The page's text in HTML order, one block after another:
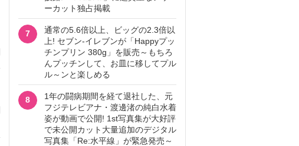
ーカット独占掲載
7
通常の5.6倍以上、ビッグの2.3倍以
上! セブン‐イレブンが「Happyプッ
チンプリン 380g」を販売～もちろ
んプッチンして、お皿に移してプル
ル～ンと楽しめる
8
1年の闘病期間を経て退社した、元
フジテレビアナ・渡邊渚の純白水着
姿が動画で公開! 1st写真集が大好評
で未公開カット大量追加のデジタル
写真集「Re:水平線」が緊急発売～